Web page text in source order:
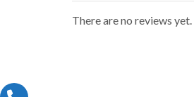
There are no reviews yet.